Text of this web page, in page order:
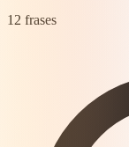
12 frases